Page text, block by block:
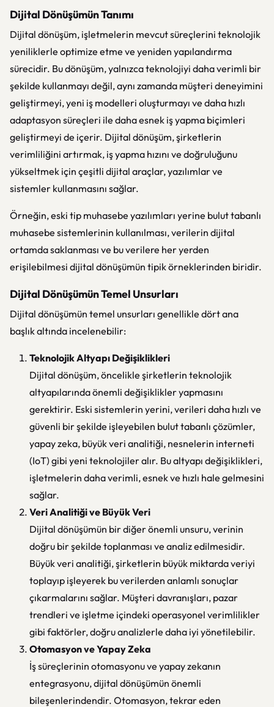
Dijital Dönüşümün Tanımı
Dijital dönüşüm, işletmelerin mevcut süreçlerini teknolojik
yeniliklerle optimize etme ve yeniden yapılandırma
sürecidir. Bu dönüşüm, yalnızca teknolojiyi daha verimli bir
şekilde kullanmayı değil, aynı zamanda müşteri deneyimini
geliştirmeyi, yeni iş modelleri oluşturmayı ve daha hızlı
adaptasyon süreçleri ile daha esnek iş yapma biçimleri
geliştirmeyi de içerir. Dijital dönüşüm, şirketlerin
verimliliğini artırmak, iş yapma hızını ve doğruluğunu
yükseltmek için çeşitli dijital araçlar, yazılımlar ve
sistemler kullanmasını sağlar.
Örneğin, eski tip muhasebe yazılımları yerine bulut tabanlı
muhasebe sistemlerinin kullanılması, verilerin dijital
ortamda saklanması ve bu verilere her yerden
erişilebilmesi dijital dönüşümün tipik örneklerinden biridir.
Dijital Dönüşümün Temel Unsurları
Dijital dönüşümün temel unsurları genellikle dört ana
başlık altında incelenebilir:
Teknolojik Altyapı Değişiklikleri
Dijital dönüşüm, öncelikle şirketlerin teknolojik
altyapılarında önemli değişiklikler yapmasını
gerektirir. Eski sistemlerin yerini, verileri daha hızlı ve
güvenli bir şekilde işleyebilen bulut tabanlı çözümler,
yapay zeka, büyük veri analitiği, nesnelerin interneti
(IoT) gibi yeni teknolojiler alır. Bu altyapı değişiklikleri,
işletmelerin daha verimli, esnek ve hızlı hale gelmesini
sağlar.
Veri Analitiği ve Büyük Veri
Dijital dönüşümün bir diğer önemli unsuru, verinin
doğru bir şekilde toplanması ve analiz edilmesidir.
Büyük veri analitiği, şirketlerin büyük miktarda veriyi
toplayıp işleyerek bu verilerden anlamlı sonuçlar
çıkarmalarını sağlar. Müşteri davranışları, pazar
trendleri ve işletme içindeki operasyonel verimlilikler
gibi faktörler, doğru analizlerle daha iyi yönetilebilir.
Otomasyon ve Yapay Zeka
İş süreçlerinin otomasyonu ve yapay zekanın
entegrasyonu, dijital dönüşümün önemli
bileşenlerindendir. Otomasyon, tekrar eden